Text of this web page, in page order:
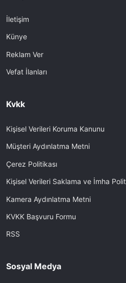
İletişim
Künye
Reklam Ver
Vefat İlanları
Kvkk
Kişisel Verileri Koruma Kanunu
Müşteri Aydınlatma Metni
Çerez Politikası
Kişisel Verileri Saklama ve İmha
Kamera Aydınlatma Metni
KVKK Başvuru Formu
RSS
Sosyal Medya